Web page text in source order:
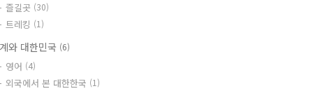
즐길곳 (30)
트레킹 (1)
와 대한민국 (6)
영어 (4)
외국에서 본 대한한국 (1)